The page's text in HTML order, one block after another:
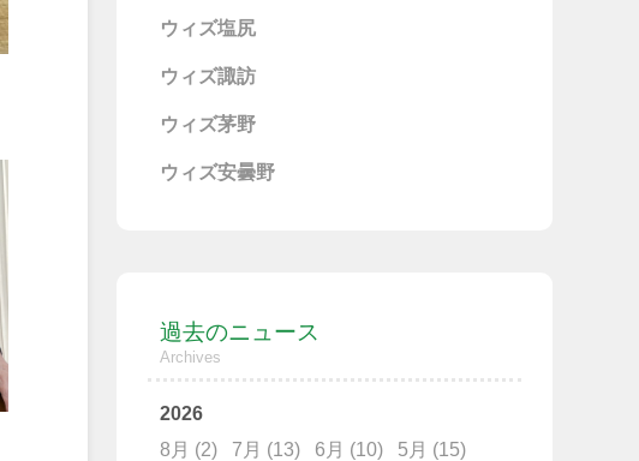
ウィズ塩尻
ウィズ諏訪
ウィズ茅野
ウィズ安曇野
過去のニュース
Archives
2026
8月 (2) 7月 (13) 6月 (10) 5月 (15)